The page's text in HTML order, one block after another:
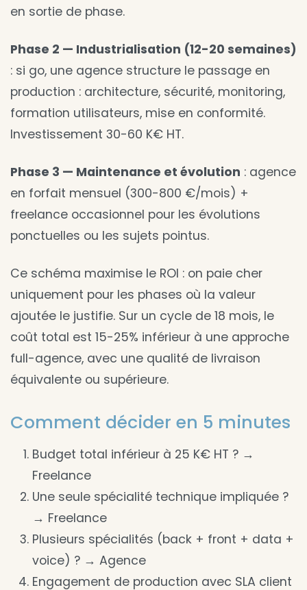
en sortie de phase.
Phase 2 — Industrialisation (12-20 semaines)
: si go, une agence structure le passage en
production : architecture, sécurité, monitoring,
formation utilisateurs, mise en conformité.
Investissement 30-60 K€ HT.
Phase 3 — Maintenance et évolution : agence
en forfait mensuel (300-800 €/mois) +
freelance occasionnel pour les évolutions
ponctuelles ou les sujets pointus.
Ce schéma maximise le ROI : on paie cher
uniquement pour les phases où la valeur
ajoutée le justifie. Sur un cycle de 18 mois, le
coût total est 15-25% inférieur à une approche
full-agence, avec une qualité de livraison
équivalente ou supérieure.
Comment décider en 5 minutes
Budget total inférieur à 25 K€ HT ? →
Freelance
Une seule spécialité technique impliquée ?
→ Freelance
Plusieurs spécialités (back + front + data +
voice) ? → Agence
Engagement de production avec SLA client